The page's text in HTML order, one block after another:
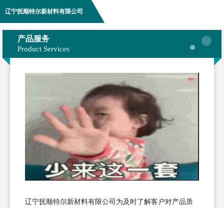
辽宁抚顺特尔新材料有限公司
产品服务
Product Services
辽宁抚顺特尔新材料有限公司为及时了解客户对产品质